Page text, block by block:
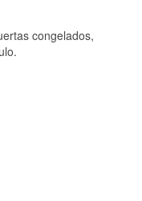
congelados,